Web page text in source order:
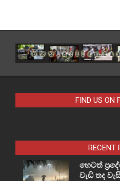
FIND US ON
RECENT
හෙටත්
වැඩි තද